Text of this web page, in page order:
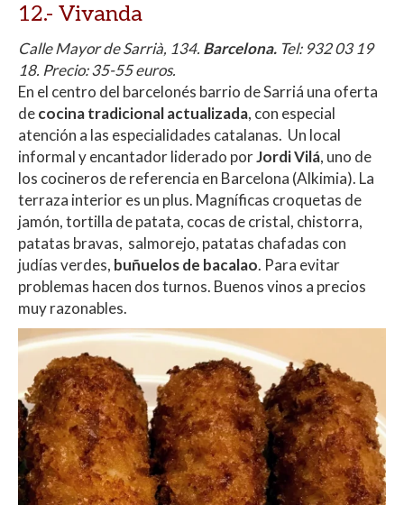
12.- Vivanda
Calle Mayor de Sarrià, 134. Barcelona. Tel: 932 03 19
18. Precio: 35-55 euros.
En el centro del barcelonés barrio de Sarriá una oferta
decocina tradicional actualizada, con especial
atención a las especialidades catalanas. Un local
informal y encantador liderado porJordi Vilá, uno de
los cocineros de referencia en Barcelona (Alkimia). La
terraza interior es un plus. Magníficas croquetas de
jamón, tortilla de patata, cocas de cristal, chistorra,
patatas bravas, salmorejo, patatas chafadas con
judías verdes, buñuelos de bacalao. Para evitar
problemas hacen dos turnos. Buenos vinos a precios
muy razonables.